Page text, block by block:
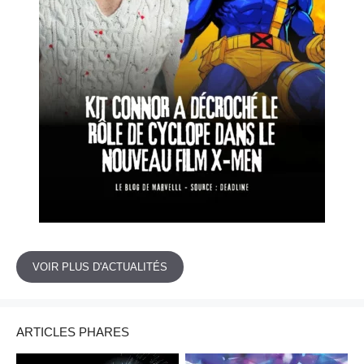
VOIR PLUS D'ACTUALITÉS
ARTICLES PHARES